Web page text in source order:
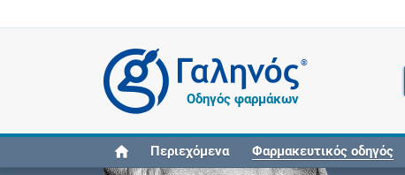
®
Οδηγός φαρμάκων
Περιεχόμενα Φαρμακευτικός οδηγός